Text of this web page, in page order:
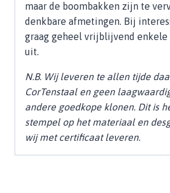
maar de boombakken zijn te
denkbare afmetingen. Bij
graag geheel vrijblijvend enkele
uit.
N.B. Wij leveren te allen tijde
CorTenstaal en geen
andere goedkope klonen. Dit is
stempel op het materiaal en
wij met certificaat leveren.